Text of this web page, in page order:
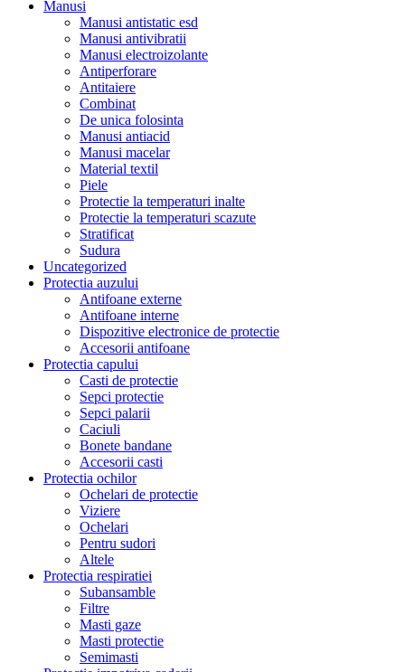
Manusi
Manusi antistatic esd
Manusi antivibratii
Manusi electroizolante
Antiperforare
Antitaiere
Combinat
De unica folosinta
Manusi antiacid
Manusi macelar
Material textil
Piele
Protectie la temperaturi inalte
Protectie la temperaturi scazute
Stratificat
Sudura
Uncategorized
Protectia auzului
Antifoane externe
Antifoane interne
Dispozitive electronice de protectie
Accesorii antifoane
Protectia capului
Casti de protectie
Sepci protectie
Sepci palarii
Caciuli
Bonete bandane
Accesorii casti
Protectia ochilor
Ochelari de protectie
Viziere
Ochelari
Pentru sudori
Altele
Protectia respiratiei
Subansamble
Filtre
Masti gaze
Masti protectie
Semimasti